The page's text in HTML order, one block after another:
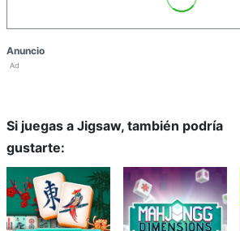
Anuncio
Ad
Si juegas a Jigsaw, también podría
gustarte: